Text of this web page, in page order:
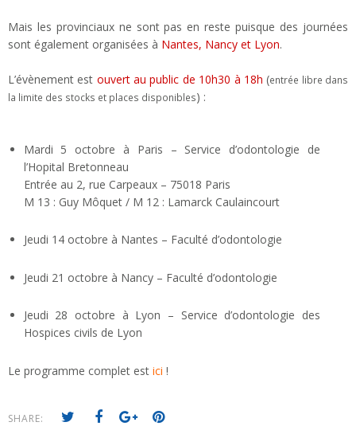
Mais les provinciaux ne sont pas en reste puisque des journées
sont également organisées à Nantes, Nancy et Lyon.
L’évènement est ouvert au public de 10h30 à 18h (entrée libre dans
la limite des stocks et places disponibles) :
Mardi 5 octobre à Paris – Service d’odontologie de
l’Hopital Bretonneau
Entrée au 2, rue Carpeaux – 75018 Paris
M 13 : Guy Môquet / M 12 : Lamarck Caulaincourt
Jeudi 14 octobre à Nantes – Faculté d’odontologie
Jeudi 21 octobre à Nancy – Faculté d’odontologie
Jeudi 28 octobre à Lyon – Service d’odontologie des
Hospices civils de Lyon
Le programme complet est ici !
SHARE: